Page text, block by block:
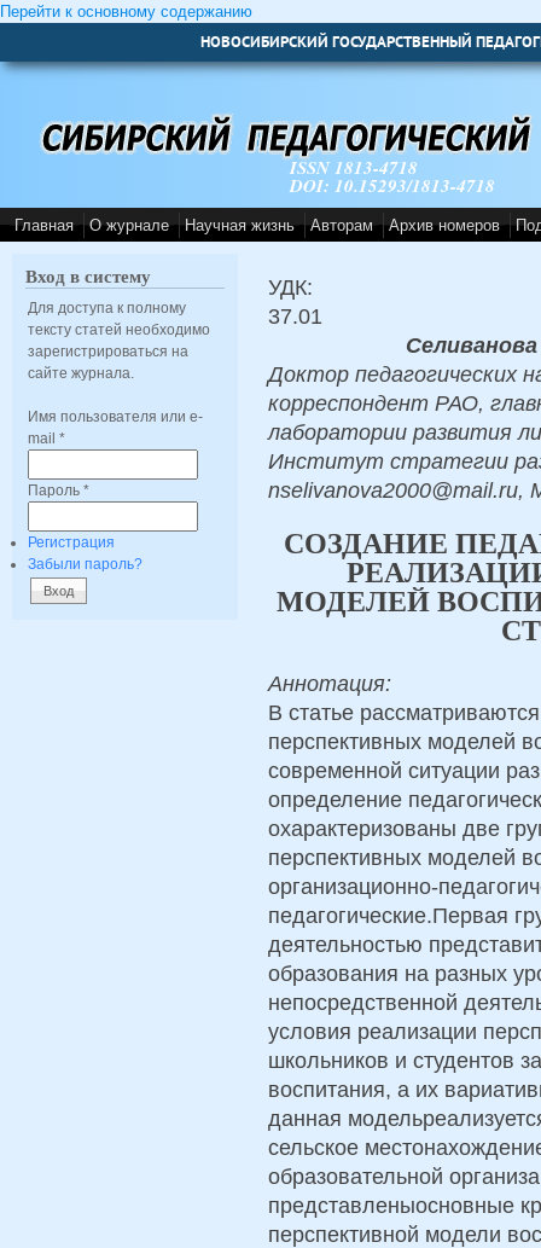
Перейти к основному содержанию
НОВОСИБИРСКИЙ ГОСУДАРСТВЕННЫЙ
ISSN 1813-4718
DOI: 10.15293/1813-4718
Главная О журнале Научная жизнь Авторам Архив номеров
Вход в систему
Для доступа к полному
тексту статей необходимо
зарегистрироваться на
сайте журнала.
Имя пользователя или e-
mail *
Пароль *
Регистрация
Забыли пароль?
УДК:
37.01
Доктор педагогических
корреспондент РАО,
лаборатории развития
Институт стратегии
nselivanova2000@mail.ru,
СОЗДАНИЕ
МОДЕЛЕЙ
Аннотация:
В статье
перспективных моделей
современной ситуации
определение
охарактеризованы две
перспективных моделей
организационно-
педагогические.Первая
деятельностью
образования на разных
непосредственной
условия реализации
школьников и студентов
воспитания, а их
данная
сельское
образовательной
представленыосновные
перспективной модели